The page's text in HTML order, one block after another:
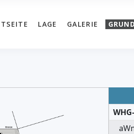
LAGE GALERIE